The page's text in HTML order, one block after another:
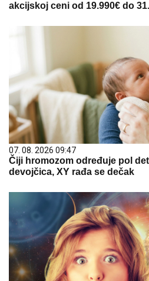
akcijskoj ceni od 19.990€ do
07. 08. 2026 09:47
Čiji hromozom određuje pol
devojčica, XY rađa se dečak